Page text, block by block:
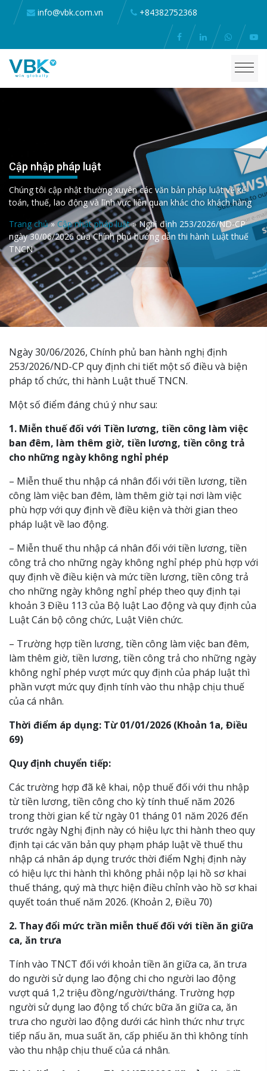
info@vbk.com.vn +84382752368
Cập nhập pháp luật
Chúng tôi cập nhật thường xuyên các văn bản pháp luật về kế
toán, thuế, lao động và lĩnh vực liên quan khác cho khách hàng
Trang chủ»Cập nhật pháp luật»Nghị định 253/2026/ND-CP
ngày 30/06/2026 của Chính phủ hướng dẫn thi hành Luật thuế
TNCN
Ngày 30/06/2026, Chính phủ ban hành nghị định
253/2026/ND-CP quy định chi tiết một số điều và biện
pháp tổ chức, thi hành Luật thuế TNCN.
Một số điểm đáng chú ý như sau:
1. Miễn thuế đối với Tiền lương, tiền công làm việc
ban đêm, làm thêm giờ, tiền lương, tiền công trả
cho những ngày không nghỉ phép
– Miễn thuế thu nhập cá nhân đối với tiền lương, tiền
công làm việc ban đêm, làm thêm giờ tại nơi làm việc
phù hợp với quy định về điều kiện và thời gian theo
pháp luật về lao động.
– Miễn thuế thu nhập cá nhân đối với tiền lương, tiền
công trả cho những ngày không nghỉ phép phù hợp với
quy định về điều kiện và mức tiền lương, tiền công trả
cho những ngày không nghỉ phép theo quy định tại
khoản 3 Điều 113 của Bộ luật Lao động và quy định của
Luật Cán bộ công chức, Luật Viên chức.
– Trường hợp tiền lương, tiền công làm việc ban đêm,
làm thêm giờ, tiền lương, tiền công trả cho những ngày
không nghỉ phép vượt mức quy định của pháp luật thì
phần vượt mức quy định tính vào thu nhập chịu thuế
của cá nhân.
Thời điểm áp dụng: Từ 01/01/2026 (Khoản 1a, Điều
69)
Quy định chuyển tiếp:
Các trường hợp đã kê khai, nộp thuế đối với thu nhập
từ tiền lương, tiền công cho kỳ tính thuế năm 2026
trong thời gian kể từ ngày 01 tháng 01 năm 2026 đến
trước ngày Nghị định này có hiệu lực thi hành theo quy
định tại các văn bản quy phạm pháp luật về thuế thu
nhập cá nhân áp dụng trước thời điểm Nghị định này
có hiệu lực thi hành thì không phải nộp lại hồ sơ khai
thuế tháng, quý mà thực hiện điều chỉnh vào hồ sơ khai
quyết toán thuế năm 2026. (Khoản 2, Điều 70)
2. Thay đổi mức trần miễn thuế đối với tiền ăn giữa
ca, ăn trưa
Tính vào TNCT đối với khoản tiền ăn giữa ca, ăn trưa
do người sử dụng lao động chi cho người lao động
vượt quá 1,2 triệu đồng/người/tháng. Trường hợp
người sử dụng lao động tổ chức bữa ăn giữa ca, ăn
trưa cho người lao động dưới các hình thức như trực
tiếp nấu ăn, mua suất ăn, cấp phiếu ăn thì không tính
vào thu nhập chịu thuế của cá nhân.